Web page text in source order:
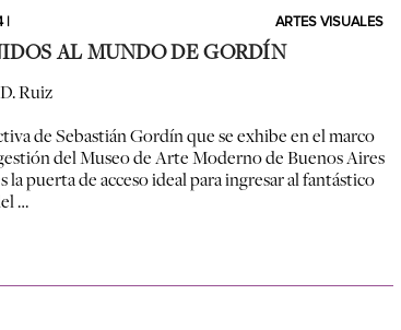
| ARTES VISUALES
AL MUNDO DE GORDÍN
Ruiz
de Sebastián Gordín que se exhibe en el marco
del Museo de Arte Moderno de Buenos Aires
la puerta de acceso ideal para ingresar al fantástico
…